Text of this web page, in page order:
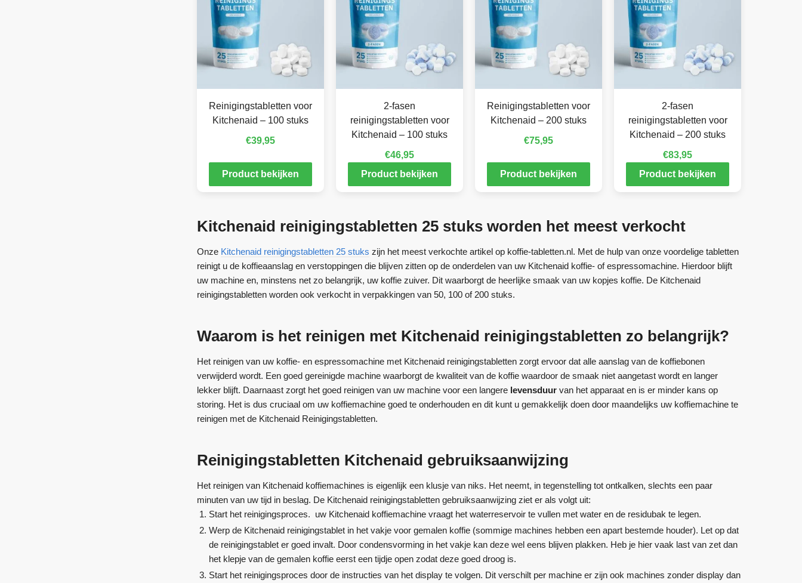
Reinigingstabletten voor
Kitchenaid – 100 stuks
€39,95
Product bekijken
2-fasen
reinigingstabletten voor
Kitchenaid – 100 stuks
€46,95
Product bekijken
Reinigingstabletten voor
Kitchenaid – 200 stuks
€75,95
Product bekijken
2-fasen
reinigingstabletten voor
Kitchenaid – 200 stuks
€83,95
Product bekijken
Kitchenaid reinigingstabletten 25 stuks worden het meest verkocht
Onze Kitchenaid reinigingstabletten 25 stuks zijn het meest verkochte artikel op koffie-tabletten.nl. Met de hulp van onze voordelige tabletten
reinigt u de koffieaanslag en verstoppingen die blijven zitten op de onderdelen van uw Kitchenaid koffie- of espressomachine. Hierdoor blijft
uw machine en, minstens net zo belangrijk, uw koffie zuiver. Dit waarborgt de heerlijke smaak van uw kopjes koffie. De Kitchenaid
reinigingstabletten worden ook verkocht in verpakkingen van 50, 100 of 200 stuks.
Waarom is het reinigen met Kitchenaid reinigingstabletten zo belangrijk?
Het reinigen van uw koffie- en espressomachine met Kitchenaid reinigingstabletten zorgt ervoor dat alle aanslag van de koffiebonen
verwijderd wordt. Een goed gereinigde machine waarborgt de kwaliteit van de koffie waardoor de smaak niet aangetast wordt en langer
lekker blijft. Daarnaast zorgt het goed reinigen van uw machine voor een langere levensduur van het apparaat en is er minder kans op
storing. Het is dus cruciaal om uw koffiemachine goed te onderhouden en dit kunt u gemakkelijk doen door maandelijks uw koffiemachine te
reinigen met de Kitchenaid Reinigingstabletten.
Reinigingstabletten Kitchenaid gebruiksaanwijzing
Het reinigen van Kitchenaid koffiemachines is eigenlijk een klusje van niks. Het neemt, in tegenstelling tot ontkalken, slechts een paar
minuten van uw tijd in beslag. De Kitchenaid reinigingstabletten gebruiksaanwijzing ziet er als volgt uit:
Start het reinigingsproces. uw Kitchenaid koffiemachine vraagt het waterreservoir te vullen met water en de residubak te legen.
Werp de Kitchenaid reinigingstablet in het vakje voor gemalen koffie (sommige machines hebben een apart bestemde houder). Let op dat
de reinigingstablet er goed invalt. Door condensvorming in het vakje kan deze wel eens blijven plakken. Heb je hier vaak last van zet dan
het klepje van de gemalen koffie eerst een tijdje open zodat deze goed droog is.
Start het reinigingsproces door de instructies van het display te volgen. Dit verschilt per machine er zijn ook machines zonder display dan